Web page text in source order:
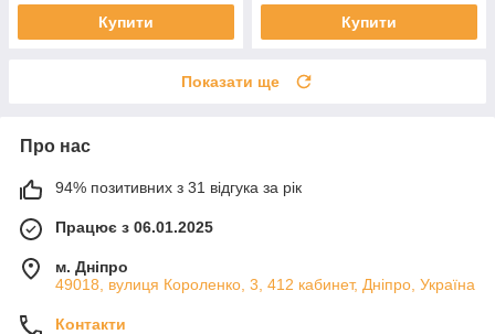
Купити Купити
Показати ще
Про нас
94% позитивних з 31 відгука за рік
Працює з 06.01.2025
м. Дніпро
49018, вулиця Короленко, 3, 412 кабинет, Дніпро, Україна
Контакти